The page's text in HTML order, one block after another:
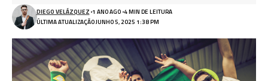
ÚLTIMA ATUALIZAÇÃO JUNHO 5, 2025 1:38 PM
DIEGO VELÁZQUEZ 1 ANO AGO 4 MIN DE LEITURA